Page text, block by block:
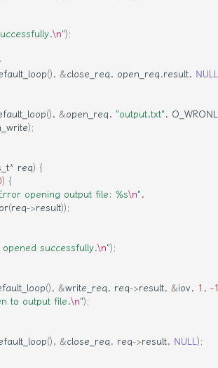
\n");
(), &close_req, open_req.result, NULL
(), &open_req, "output.txt",
);
* req) {
) {
opening output file: %s\n",
(req->result));
successfully.\n");
(), &write_req, req->result, &iov, 1 , -
to output file.\n");
(), &close_req, req->result, NULL );